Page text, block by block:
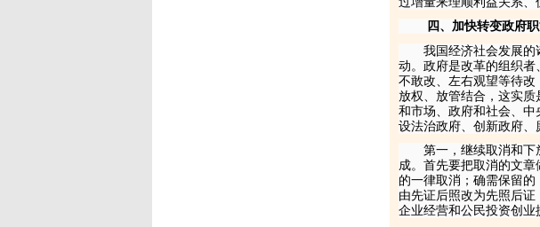
四、加快转变政府
我国经济社会发展的
动。政府是改革的组织
不敢改、左右观望等待
放权、放管结合，这实
和市场、政府和社会、
设法治政府、创新政府、
第一，继续取消和
成。首先要把取消的文
的一律取消；确需保留
由先证后照改为先照后
企业经营和公民投资创业